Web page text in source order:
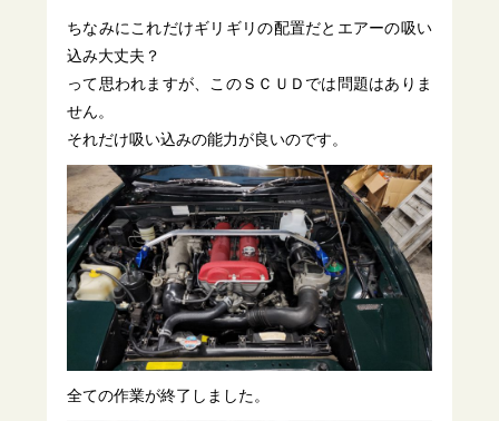
ちなみにこれだけギリギリの配置だとエアーの吸い
込み大丈夫？
って思われますが、このＳＣＵＤでは問題はありま
せん。
それだけ吸い込みの能力が良いのです。
全ての作業が終了しました。